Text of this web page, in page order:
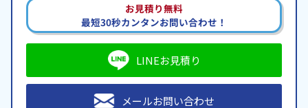
お見積り無料
最短30秒カンタンお問い合わせ！
LINEお見積り
メールお問い合わせ